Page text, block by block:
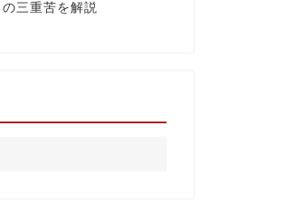
の三重苦を解説